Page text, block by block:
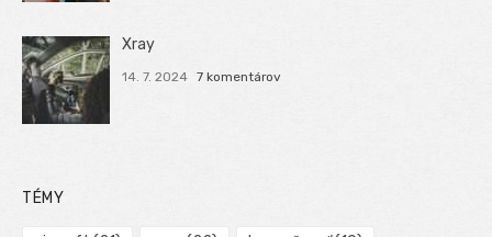
Xray
14. 7. 2024 7 komentárov
TÉMY